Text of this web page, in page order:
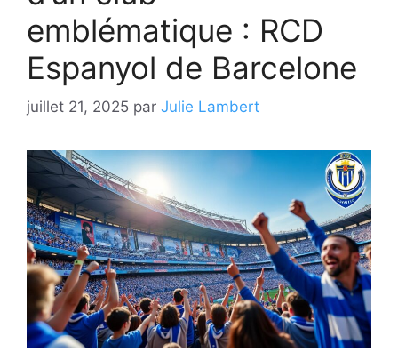
emblématique : RCD
Espanyol de Barcelone
juillet 21, 2025 par Julie Lambert